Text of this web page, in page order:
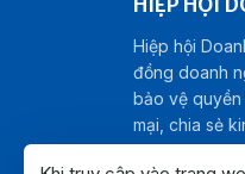
Hiệp hội
đồng doanh
bảo vệ quyền
mại, chia sẻ
kinh doanh